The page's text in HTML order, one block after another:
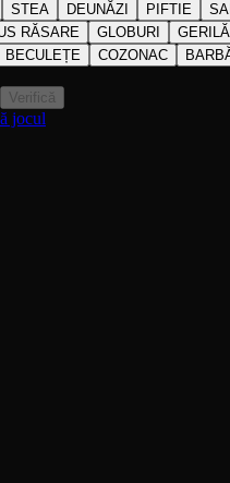
STEA DEUNĂZI PIFTIE
RĂSARE GLOBURI GERILĂ
BECULEȚE COZONAC
Verifică
jocul